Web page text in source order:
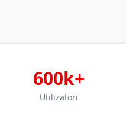
600k+
Utilizatori